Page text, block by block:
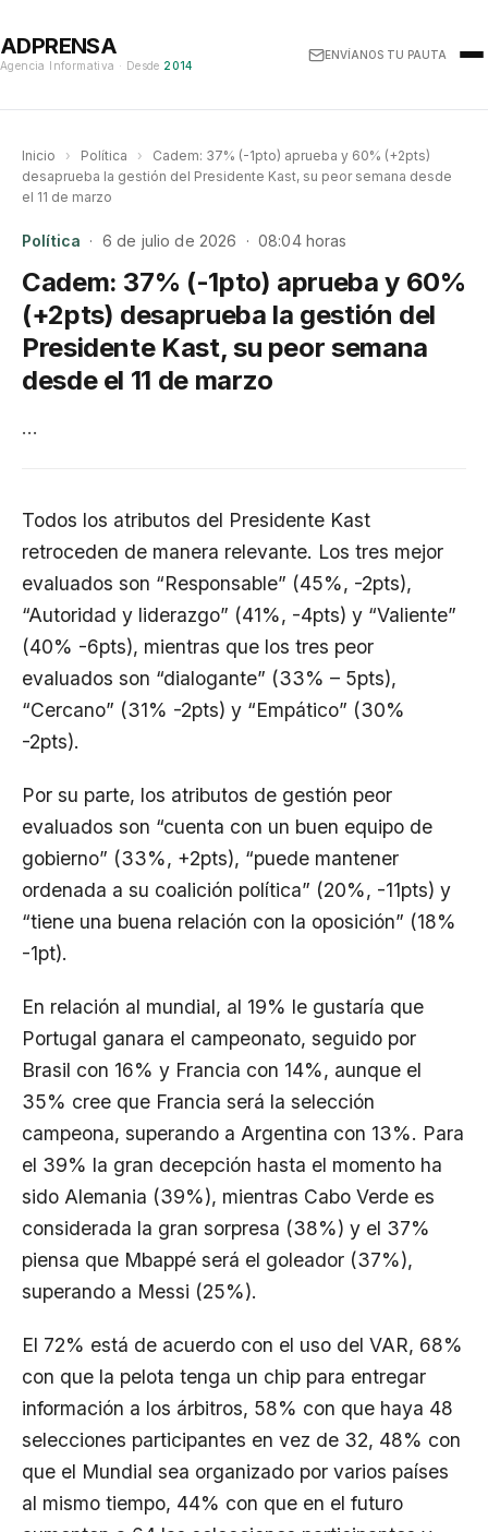
ADPRENSA
Agencia Informativa · Desde 2014
ENVÍANOS TU PAUTA
Inicio › Política ›
Cadem: 37% (-1pto) aprueba y 60% (+2pts)
desaprueba la gestión del Presidente Kast, su peor semana desde
el 11 de marzo
Política · 6 de julio de 2026 · 08:04 horas
Cadem: 37% (-1pto) aprueba y 60%
(+2pts) desaprueba la gestión del
Presidente Kast, su peor semana
desde el 11 de marzo
…
Todos los atributos del Presidente Kast
retroceden de manera relevante. Los tres mejor
evaluados son “Responsable” (45%, -2pts),
“Autoridad y liderazgo” (41%, -4pts) y “Valiente”
(40% -6pts), mientras que los tres peor
evaluados son “dialogante” (33% – 5pts),
“Cercano” (31% -2pts) y “Empático” (30%
-2pts).
Por su parte, los atributos de gestión peor
evaluados son “cuenta con un buen equipo de
gobierno” (33%, +2pts), “puede mantener
ordenada a su coalición política” (20%, -11pts) y
“tiene una buena relación con la oposición” (18%
-1pt).
En relación al mundial, al 19% le gustaría que
Portugal ganara el campeonato, seguido por
Brasil con 16% y Francia con 14%, aunque el
35% cree que Francia será la selección
campeona, superando a Argentina con 13%. Para
el 39% la gran decepción hasta el momento ha
sido Alemania (39%), mientras Cabo Verde es
considerada la gran sorpresa (38%) y el 37%
piensa que Mbappé será el goleador (37%),
superando a Messi (25%).
El 72% está de acuerdo con el uso del VAR, 68%
con que la pelota tenga un chip para entregar
información a los árbitros, 58% con que haya 48
selecciones participantes en vez de 32, 48% con
que el Mundial sea organizado por varios países
al mismo tiempo, 44% con que en el futuro